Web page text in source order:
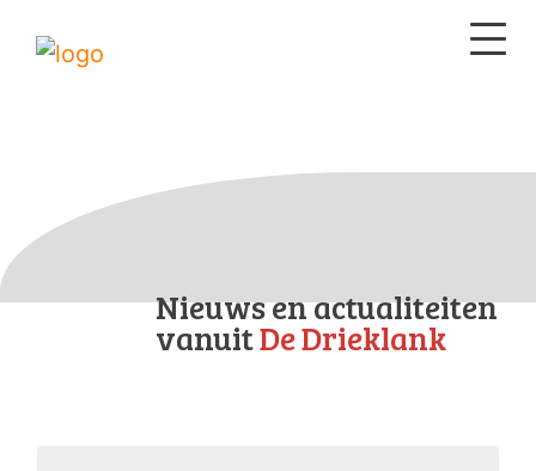
Nieuws en actualiteiten
vanuitDe Drieklank